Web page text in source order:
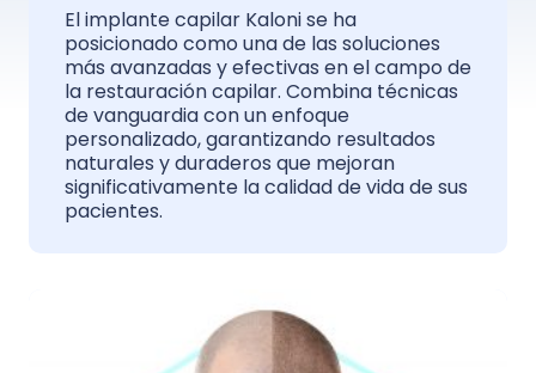
El implante capilar Kaloni se ha
posicionado como una de las soluciones
más avanzadas y efectivas en el campo de
la restauración capilar. Combina técnicas
de vanguardia con un enfoque
personalizado, garantizando resultados
naturales y duraderos que mejoran
significativamente la calidad de vida de sus
pacientes.